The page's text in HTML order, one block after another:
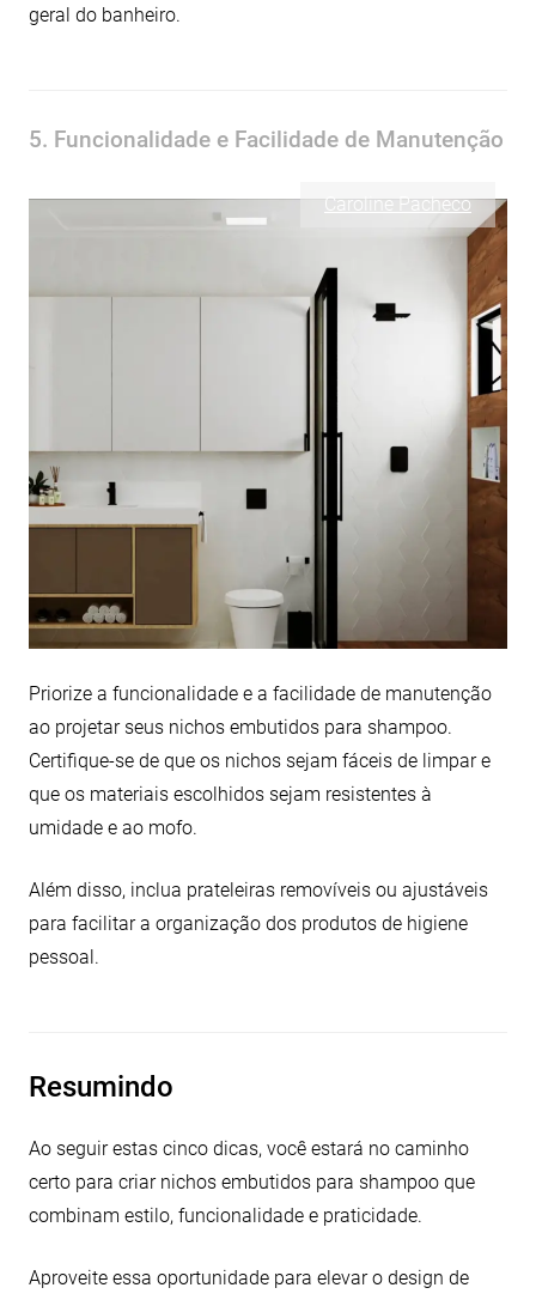
geral do banheiro.
5. Funcionalidade e Facilidade de Manutenção
Caroline Pacheco
Priorize a funcionalidade e a facilidade de manutenção
ao projetar seus nichos embutidos para shampoo.
Certifique-se de que os nichos sejam fáceis de limpar e
que os materiais escolhidos sejam resistentes à
umidade e ao mofo.
Além disso, inclua prateleiras removíveis ou ajustáveis
para facilitar a organização dos produtos de higiene
pessoal.
Resumindo
Ao seguir estas cinco dicas, você estará no caminho
certo para criar nichos embutidos para shampoo que
combinam estilo, funcionalidade e praticidade.
Aproveite essa oportunidade para elevar o design de